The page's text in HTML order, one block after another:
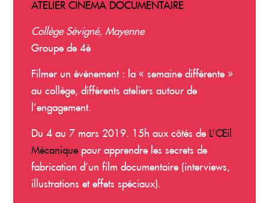
ATELIER CINEMA DOCUMENTAIRE
Collège Sévigné, Mayenne
Groupe de 4è
Filmer un événement : la « semaine différente »
au collège, différents ateliers autour de
l’engagement.
Du 4 au 7 mars 2019. 15h aux côtés de L’Œil
Mécanique pour apprendre les secrets de
fabrication d’un film documentaire (interviews,
illustrations et effets spéciaux).